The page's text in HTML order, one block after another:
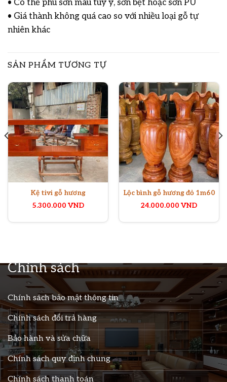
• Có thể phu sơn màu tùy ý, sơn bệt hoặc sơn PU
• Giá thành không quá cao so với nhiều loại gỗ tự
nhiên khác
SẢN PHẨM TƯƠNG TỰ
Kệ tivi gỗ hương
5.300.000 VND
Lộc bình gỗ hương đỏ 1m60
24.000.000 VND
Chính sách
Chính sách bảo mật thông tin
Chính sách đổi trả hàng
Bảo hành và sửa chữa
Chính sách quy định chung
Chính sách thanh toán